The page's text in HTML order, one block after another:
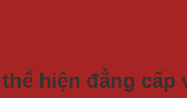
hiện đẳng cấp